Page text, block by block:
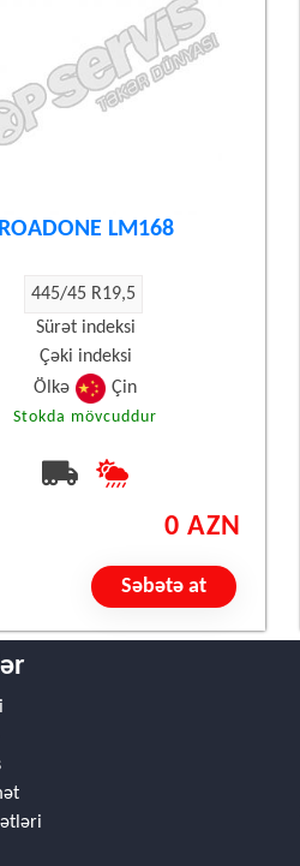
ROADONE LM168
445/45 R19,5
Sürət indeksi
Çəki indeksi
Ölkə
Çin
Stokda mövcuddur
0 AZN
Səbətə at